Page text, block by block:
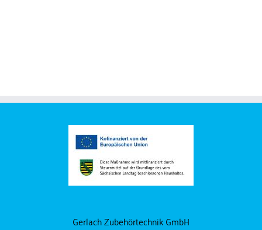
Gerlach Zubehörtechnik GmbH